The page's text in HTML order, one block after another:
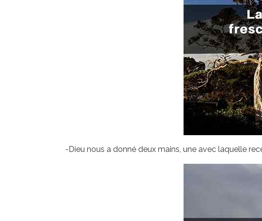
-Dieu nous a donné deux mains, une avec laquelle